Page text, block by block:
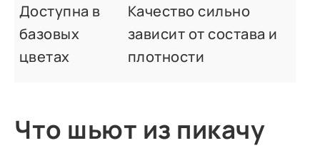
Доступна в
базовых
цветах
Качество сильно
зависит от состава и
плотности
Что шьют из пикачу